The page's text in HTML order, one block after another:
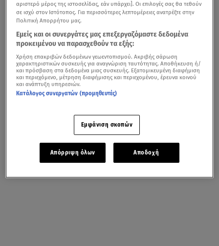
αριστερό μέρος της ιστοσελίδας, εάν υπάρχει]. Οι επιλογές σας θα τεθούν
σε ισχύ στον Ιστότοπος. Για περισσότερες λεπτομέρειες ανατρέξτε στην
Πολιτική Απορρήτου μας.
Εμείς και οι συνεργάτες μας επεξεργαζόμαστε δεδομένα
προκειμένου να παρασχεθούν τα εξής:
Χρήση επακριβών δεδομένων γεωεντοπισμού. Ακριβής σάρωση
χαρακτηριστικών συσκευής για αναγνώριση ταυτότητας. Αποθήκευση ή/
και πρόσβαση στα δεδομένα μιας συσκευής. Εξατομικευμένη διαφήμιση
και περιεχόμενο, μέτρηση διαφήμισης και περιεχομένου, έρευνα κοινού
και ανάπτυξη υπηρεσιών.
Κατάλογος συνεργατών (προμηθευτές)
Εμφάνιση σκοπών
Απόρριψη όλων Αποδοχή